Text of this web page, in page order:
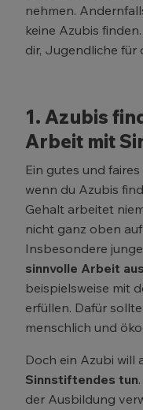
nehmen.
keine Azubis
dir, Jugendliche für
1. Azubis
Arbeit mit
Ein gutes und
wenn du Azubis
Gehalt arbeitet
nicht ganz oben
Insbesondere
sinnvolle Arbeit
beispielsweise mit
erfüllen. Dafür
menschlich und
Doch ein Azubi will
Sinnstiftendes tun
der Ausbildung